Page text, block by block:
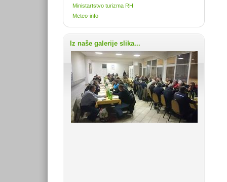
Ministartstvo turizma RH
Meteo-info
Iz naše galerije slika...